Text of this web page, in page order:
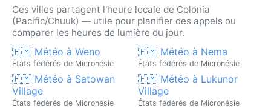
Ces villes partagent l'heure locale de Colonia
(Pacific/Chuuk) — utile pour planifier des appels ou
comparer les heures de lumière du jour.
🇫🇲 Météo à Weno
États fédérés de Micronésie
🇫🇲 Météo à Nema
États fédérés de Micronésie
🇫🇲 Météo à Satowan
Village
États fédérés de Micronésie
🇫🇲 Météo à Lukunor
Village
États fédérés de Micronésie